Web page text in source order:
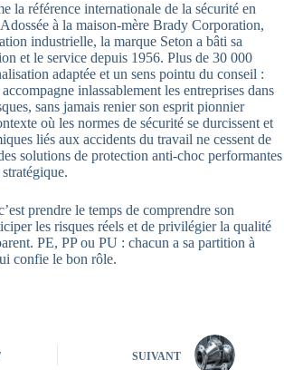
la référence internationale de la sécurité en
à la maison-mère Brady Corporation,
industrielle, la marque Seton a bâti sa
et le service depuis 1956. Plus de 30 000
adaptée et un sens pointu du conseil :
inlassablement les entreprises dans
sans jamais renier son esprit pionnier
où les normes de sécurité se durcissent et
liés aux accidents du travail ne cessent de
solutions de protection anti-choc performantes
prendre le temps de comprendre son
les risques réels et de privilégier la qualité
PE, PP ou PU : chacun a sa partition à
confie le bon rôle.
SUIVANT